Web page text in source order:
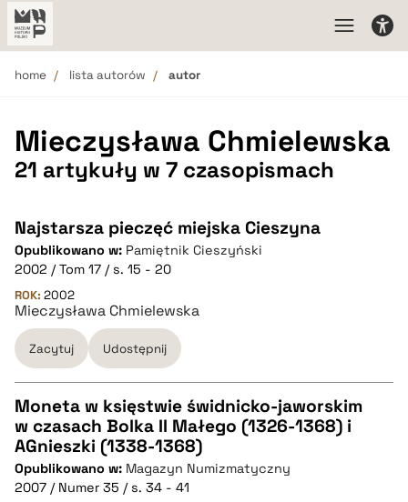
home lista autorów autor
Mieczysława Chmielewska
21 artykuły w 7 czasopismach
Najstarsza pieczęć miejska Cieszyna
Opublikowano w: Pamiętnik Cieszyński
2002 / Tom 17 / s. 15 - 20
ROK: 2002
Mieczysława Chmielewska
Zacytuj Udostępnij
CZYSTY TEKST
pobierz cytat
Moneta w księstwie świdnicko-jaworskim
w czasach Bolka II Małego (1326-1368) i
AGnieszki (1338-1368)
Opublikowano w: Magazyn Numizmatyczny
2007 / Numer 35 / s. 34 - 41